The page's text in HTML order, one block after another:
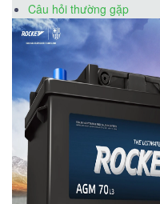
Câu hỏi thường gặp